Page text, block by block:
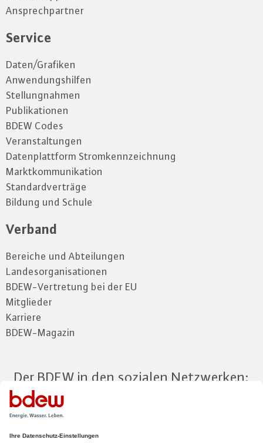
Ansprechpartner
Service
Daten/Grafiken
Anwendungshilfen
Stellungnahmen
Publikationen
BDEW Codes
Veranstaltungen
Datenplattform Stromkennzeichnung
Marktkommunikation
Standardverträge
Bildung und Schule
Verband
Bereiche und Abteilungen
Landesorganisationen
BDEW-Vertretung bei der EU
Mitglieder
Karriere
BDEW-Magazin
Der BDEW in den sozialen Netzwerken:
Zum Mitgliederbereich